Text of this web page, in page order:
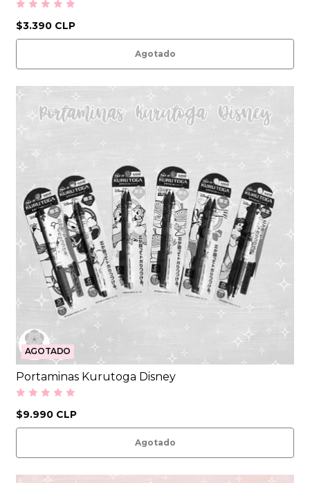
$3.390 CLP
Agotado
AGOTADO
Portaminas Kurutoga Disney
$9.990 CLP
Agotado